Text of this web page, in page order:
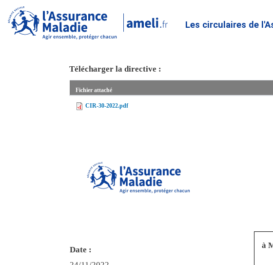
Les circulaires de
Télécharger la directive :
Fichier attaché
CIR-30-2022.pdf
Date :
à